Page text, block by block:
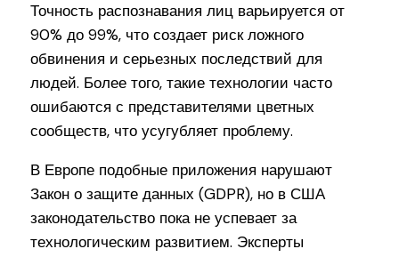
Точность распознавания лиц варьируется от
90% до 99%, что создает риск ложного
обвинения и серьезных последствий для
людей. Более того, такие технологии часто
ошибаются с представителями цветных
сообществ, что усугубляет проблему.
В Европе подобные приложения нарушают
Закон о защите данных (GDPR), но в США
законодательство пока не успевает за
технологическим развитием. Эксперты